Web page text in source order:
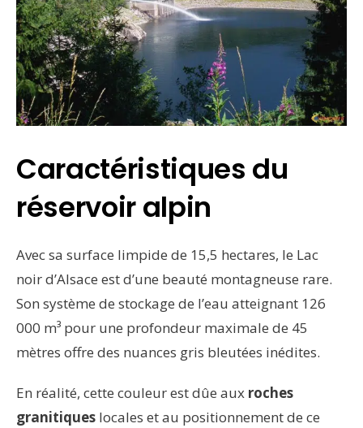
Caractéristiques du
réservoir alpin
Avec sa surface limpide de 15,5 hectares, le Lac
noir d’Alsace est d’une beauté montagneuse rare.
Son système de stockage de l’eau atteignant 126
000 m³ pour une profondeur maximale de 45
mètres offre des nuances gris bleutées inédites.
En réalité, cette couleur est dûe aux roches
granitiques locales et au positionnement de ce